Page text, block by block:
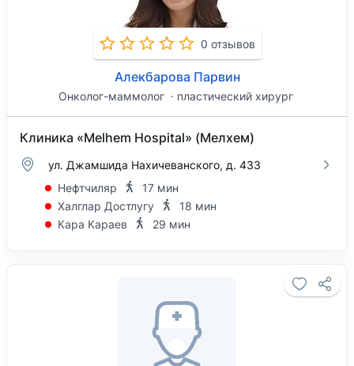
0 отзывов
Алекбарова Парвин
Онколог-маммолог пластический хирург
Клиника «Melhem Hospital» (Мелхем)
ул. Джамшида Нахичеванского, д. 433
Нефтчиляр
17 мин
Халглар Достлугу
18 мин
Кара Караев
29 мин